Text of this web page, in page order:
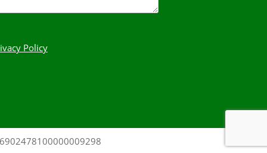
Policy